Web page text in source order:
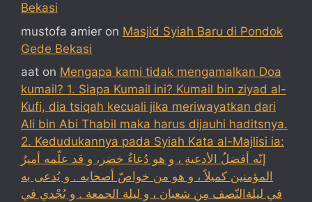
Bekasi
mustofa amier on Masjid Syiah Baru di Pondok
Gede Bekasi
aat on Mengapa kami tidak mengamalkan Doa
kumail? 1. Siapa Kumail ini? Kumail bin ziyad al-
Kufi, dia tsiqah kecuali jika meriwayatkan dari
Ali bin Abi Thabil maka harus dijauhi haditsnya.
2. Kedudukannya pada Syiah Kata al-Majlisi ia:
إنّه أفضلُ الأدعيةِ ، و هو دُعاءُ خضر، و قد علّمه أميرُ
المؤمنين كميلاً ، و هو من خواصّ أصحابه . و يُدعى به
في ليلةالنّصف مِن شعبان ، و ليلة الجمعة . و يُجْدي في